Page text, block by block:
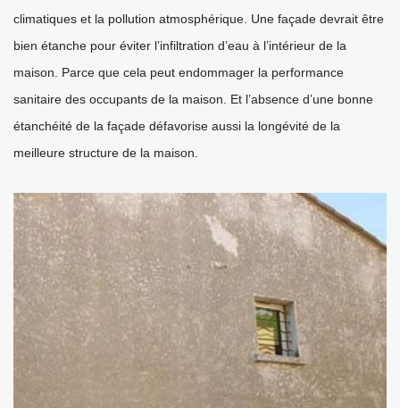
climatiques et la pollution atmosphérique. Une façade devrait être
bien étanche pour éviter l’infiltration d’eau à l’intérieur de la
maison. Parce que cela peut endommager la performance
sanitaire des occupants de la maison. Et l’absence d’une bonne
étanchéité de la façade défavorise aussi la longévité de la
meilleure structure de la maison.